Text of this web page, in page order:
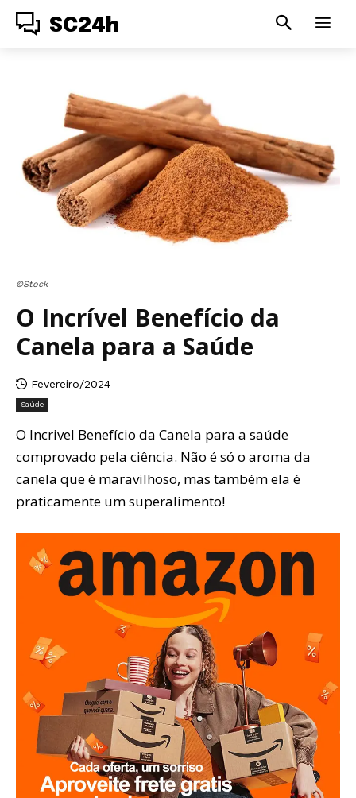
SC24h
©Stock
O Incrível Benefício da
Canela para a Saúde
Fevereiro/2024
Saúde
O Incrivel Benefício da Canela para a saúde
comprovado pela ciência. Não é só o aroma da
canela que é maravilhoso, mas também ela é
praticamente um superalimento!